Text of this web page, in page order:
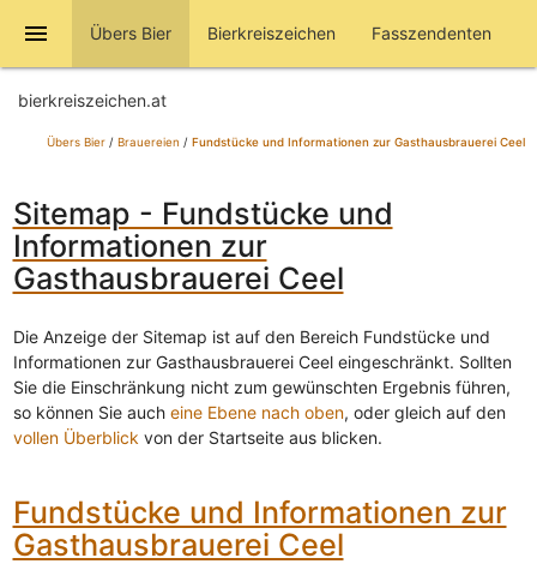
menu Übers Bier Bierkreiszeichen Fasszendenten
bierkreiszeichen.at
Übers Bier/ Brauereien / Fundstücke und Informationen zur Gasthausbrauerei Ceel
Sitemap - Fundstücke und
Informationen zur
Gasthausbrauerei Ceel
Die Anzeige der Sitemap ist auf den Bereich Fundstücke und
Informationen zur Gasthausbrauerei Ceel eingeschränkt. Sollten
Sie die Einschränkung nicht zum gewünschten Ergebnis führen,
so können Sie auch eine Ebene nach oben, oder gleich auf den
vollen Überblick von der Startseite aus blicken.
Fundstücke und Informationen zur
Gasthausbrauerei Ceel